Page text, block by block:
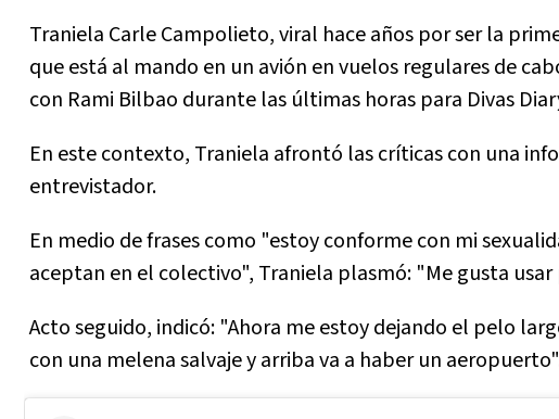
Traniela Carle Campolieto, viral hace años por ser la
que está al mando en un avión en vuelos regulares de
con Rami Bilbao durante las últimas horas para Divas
En este contexto, Traniela afrontó las críticas con una
entrevistador.
En medio de frases como "estoy conforme con mi
aceptan en el colectivo", Traniela plasmó: "Me gusta usar
Acto seguido, indicó: "Ahora me estoy dejando el pelo
con una melena salvaje y arriba va a haber un